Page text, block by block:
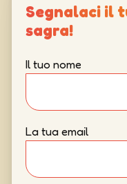
Segnalaci il
sagra!
Il tuo nome
La tua email